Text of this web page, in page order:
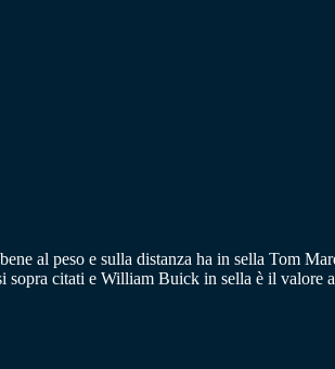
al peso e sulla distanza ha in sella Tom
citati e William Buick in sella è il valore